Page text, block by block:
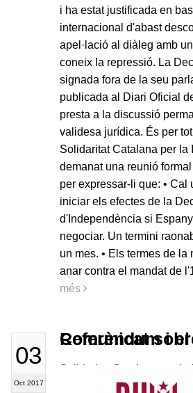
i ha estat justificada en
internacional d'abast
apel·lació al diàleg amb
coneix la repressió. La
signada fora de la seu
publicada al Diari Oficial
presta a la discussió
validesa jurídica. És per
Solidaritat Catalana per la
demanat una reunió
per expressar-li que: • Cal
iniciar els efectes de la
d'Independència si
negociar. Un termini
un mes. • Els termes de
anar contra el mandat de
més
03
Oct 2017
Comunicat sobre el
Solidaritat Catalana per la